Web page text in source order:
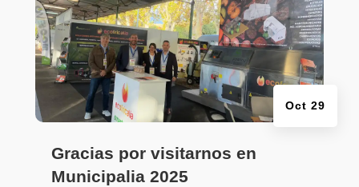
Gracias por visitarnos en
Municipalia 2025
Oct 29